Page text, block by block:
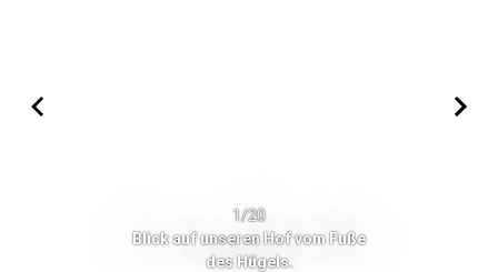
1/20
Blick auf unseren Hof vom Fuße
des Hügels.